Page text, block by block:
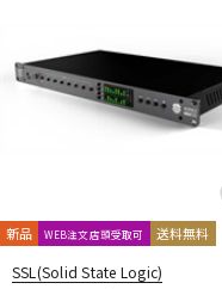
新品 WEB注文店頭受取可 送料無料
SSL(Solid State Logic)